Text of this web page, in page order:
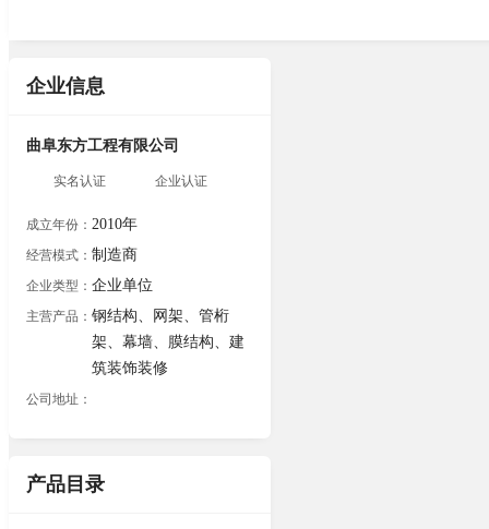
企业信息
曲阜东方工程有限公司
实名认证 企业认证
成立年份： 2010年
经营模式： 制造商
企业类型： 企业单位
主营产品： 钢结构、网架、管桁
架、幕墙、膜结构、建
筑装饰装修
公司地址：
产品目录